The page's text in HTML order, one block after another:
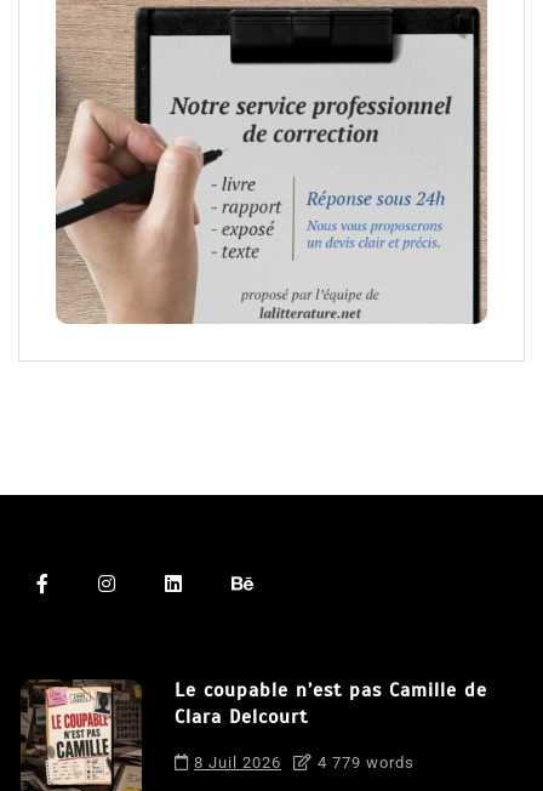
Le coupable n’est pas Camille de
Clara Delcourt
8 Juil 2026 4 779 words